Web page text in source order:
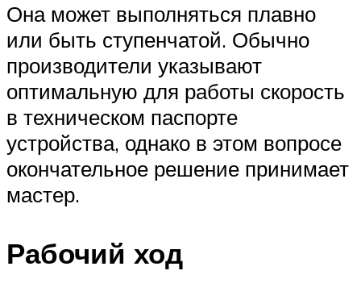
Она может выполняться плавно
или быть ступенчатой. Обычно
производители указывают
оптимальную для работы скорость
в техническом паспорте
устройства, однако в этом вопросе
окончательное решение принимает
мастер.
Рабочий ход